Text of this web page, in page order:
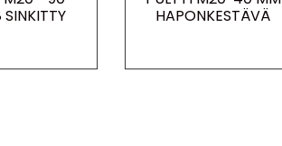
HAPONKESTÄVÄ